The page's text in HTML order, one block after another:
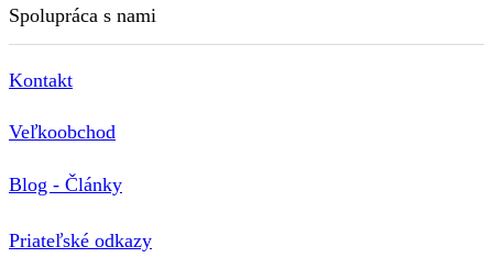
Spolupráca s nami
Kontakt
Veľkoobchod
Blog - Články
Priateľské odkazy